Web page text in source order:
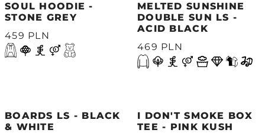
SOUL HOODIE -
STONE GREY
459 PLN
MELTED SUNSHINE
DOUBLE SUN LS -
ACID BLACK
469 PLN
BOARDS LS - BLACK
& WHITE
I DON'T SMOKE BOX
TEE - PINK KUSH